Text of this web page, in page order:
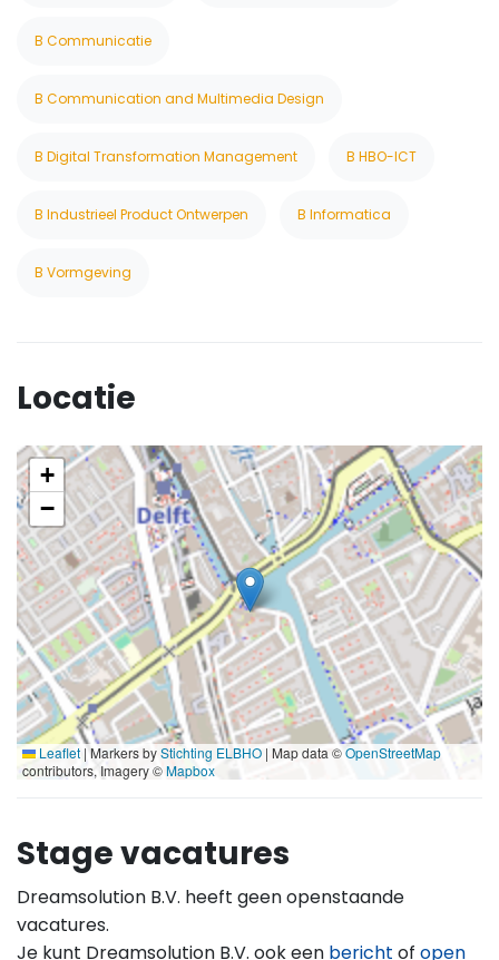
B Communicatie
B Communication and Multimedia Design
B Digital Transformation Management B HBO-ICT
B Industrieel Product Ontwerpen B Informatica
B Vormgeving
Locatie
+
−
Leaflet |Markers byStichting ELBHO | Map data ©OpenStreetMap
contributors, Imagery ©Mapbox
Stage vacatures
Dreamsolution B.V. heeft geen openstaande
vacatures.
Je kunt Dreamsolution B.V. ook een bericht of open